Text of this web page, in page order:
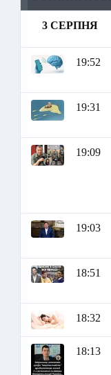
3 СЕРПНЯ
19:52
19:31
19:09
19:03
18:51
18:32
18:13